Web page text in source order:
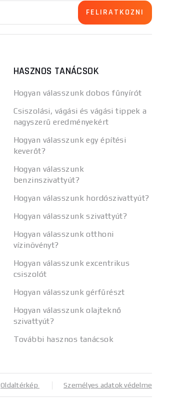
HASZNOS TANÁCSOK
Hogyan válasszunk dobos fűnyírót
Csiszolási, vágási és vágási tippek a
nagyszerű eredményekért
Hogyan válasszunk egy építési
keverőt?
Hogyan válasszunk
benzinszivattyút?
Hogyan válasszunk hordószivattyút?
Hogyan válasszunk szivattyút?
Hogyan válasszunk otthoni
vízinövényt?
Hogyan válasszunk excentrikus
csiszolót
Hogyan válasszunk gérfűrészt
Hogyan válasszunk olajteknő
szivattyút?
További hasznos tanácsok
Oldaltérkép Személyes adatok védelme